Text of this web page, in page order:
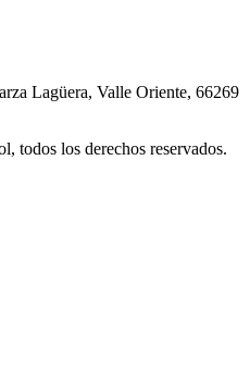
Lagüera, Valle Oriente, 66269
todos los derechos reservados.